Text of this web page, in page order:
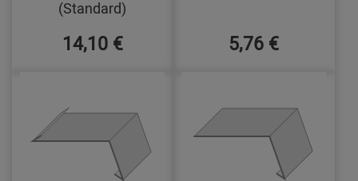
(Standard)
14,10 € 5,76 €